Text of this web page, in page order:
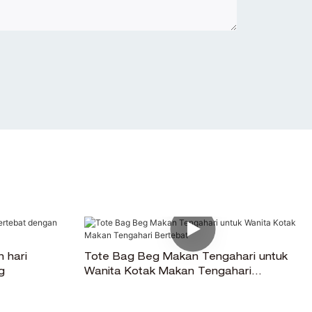
hari
Tote Bag Beg Makan Tengahari untuk
Wanita Kotak Makan Tengahari